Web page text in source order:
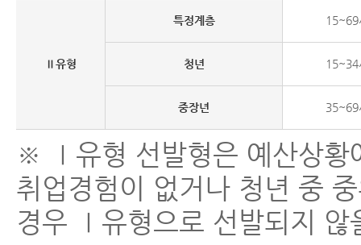
Ⅱ유형
특정계층 15~69
청년 15~34
중장년 35~69
※ Ⅰ유형 선발형은 예산상황
취업경험이 없거나 청년 중
경우 Ⅰ유형으로 선발되지 않